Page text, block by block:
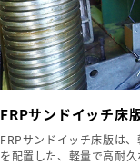
FRPサンドイッチ床
FRPサンドイッチ床版は
を配置した、軽量で高耐久